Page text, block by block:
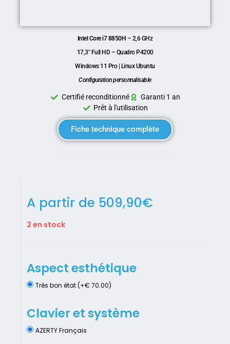
Intel Core i7 8850H – 2,6 GHz
17,3″ Full HD – Quadro P4200
Windows 11 Pro | Linux Ubuntu
Configuration personnalisable
Certifié reconditionné
Garanti 1 an
Prêt à l'utilisation
Fiche technique complète
A partir de 509,90€
2 en stock
Aspect esthétique
Très bon état (+€ 70.00)
Clavier et système
AZERTY Français